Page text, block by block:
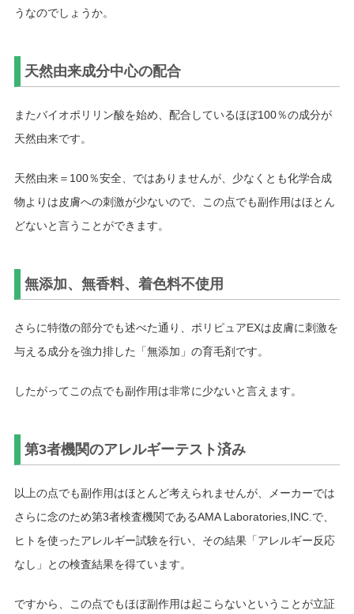
うなのでしょうか。
天然由来成分中心の配合
またバイオポリリン酸を始め、配合しているほぼ100％の成分が
天然由来です。
天然由来＝100％安全、ではありませんが、少なくとも化学合成
物よりは皮膚への刺激が少ないので、この点でも副作用はほとん
どないと言うことができます。
無添加、無香料、着色料不使用
さらに特徴の部分でも述べた通り、ポリピュアEXは皮膚に刺激を
与える成分を強力排した「無添加」の育毛剤です。
したがってこの点でも副作用は非常に少ないと言えます。
第3者機関のアレルギーテスト済み
以上の点でも副作用はほとんど考えられませんが、メーカーでは
さらに念のため第3者検査機関であるAMA Laboratories,INC.で、
ヒトを使ったアレルギー試験を行い、その結果「アレルギー反応
なし」との検査結果を得ています。
ですから、この点でもほぼ副作用は起こらないということが立証